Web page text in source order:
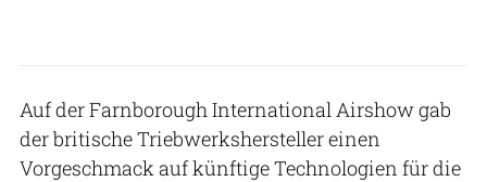
Auf der Farnborough International Airshow gab
der britische Triebwerkshersteller einen
Vorgeschmack auf künftige Technologien für die